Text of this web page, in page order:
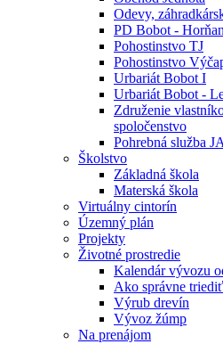
Odevy,
PD Bobot -
Pohostinstvo TJ
Pohostinstvo
Urbariát Bobot I
Urbariát Bobot -
Združenie
spoločenstvo
Pohrebná služba
Školstvo
Základná škola
Materská škola
Virtuálny cintorín
Územný plán
Projekty
Životné prostredie
Kalendár vývozu
Ako správne
Výrub drevín
Vývoz žúmp
Na prenájom